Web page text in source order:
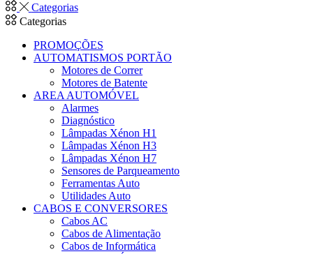
Categorias
Categorias
PROMOÇÕES
AUTOMATISMOS PORTÃO
Motores de Correr
Motores de Batente
AREA AUTOMÓVEL
Alarmes
Diagnóstico
Lâmpadas Xénon H1
Lâmpadas Xénon H3
Lâmpadas Xénon H7
Sensores de Parqueamento
Ferramentas Auto
Utilidades Auto
CABOS E CONVERSORES
Cabos AC
Cabos de Alimentação
Cabos de Informática